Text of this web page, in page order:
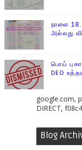
நாளை
அல்லது
பொய்
DEO
google.com,
DIRECT,
Blog